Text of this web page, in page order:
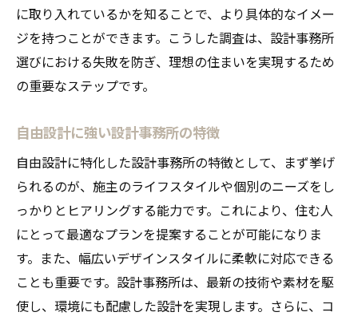
住まいづくりにおけるコミュニケーション
コストも気になる！自由設計の設計事務所に相
談する前に知っておくべきこと
自由設計にかかる費用の内訳
設計事務所に依頼する際の注意点
予算オーバーを防ぐための対策
見積もり時に確認すべき重要事項
長期的な視点で考えるコストパフォーマン
ス
ライフスタイルに合わせた自由設計が可能な安
城市の設計事務所
に取り入れているかを知ることで、より具体的なイメー
ジを持つことができます。こうした調査は、設計事務所
選びにおける失敗を防ぎ、理想の住まいを実現するため
の重要なステップです。
自由設計に強い設計事務所の特徴
自由設計に特化した設計事務所の特徴として、まず挙げ
られるのが、施主のライフスタイルや個別のニーズをし
っかりとヒアリングする能力です。これにより、住む人
にとって最適なプランを提案することが可能になりま
す。また、幅広いデザインスタイルに柔軟に対応できる
ことも重要です。設計事務所は、最新の技術や素材を駆
使し、環境にも配慮した設計を実現します。さらに、コ